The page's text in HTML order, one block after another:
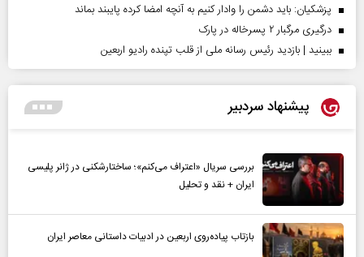
پزشکیان: باید دشمن را وادار کنیم به آنچه امضا کرده پایبند بماند
درگیری مرگبار ۲ پسرخاله در پارک
ببینید | بازدید رئیس رسانه ملی از قلب تپنده رادیو اربعین
پیشنهاد سردبیر
بررسی سریال «اعتراف می‌کنم»؛ ساختارشکنی در ژانر پلیسی
ایران + نقد و تحلیل
بازتاب پیاده‌روی اربعین در ادبیات داستانی معاصر ایران